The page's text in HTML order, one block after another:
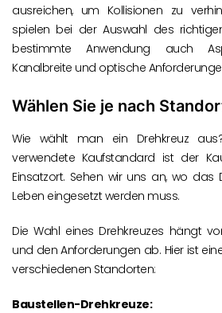
ausreichen, um Kollisionen zu
spielen bei der Auswahl des
bestimmte Anwendung auch
Kanalbreite und optische
Wählen Sie je nach
Wie wählt man ein Drehkreuz
verwendete Kaufstandard ist der
Einsatzort. Sehen wir uns an, wo das
Leben eingesetzt werden muss.
Die Wahl eines Drehkreuzes hängt
und den Anforderungen ab. Hier ist
verschiedenen Standorten:
Baustellen-Drehkreuze: